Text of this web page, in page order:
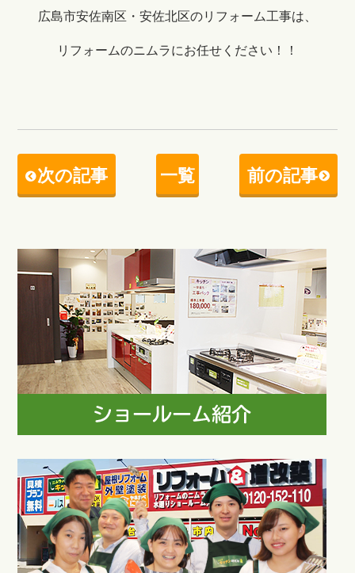
広島市安佐南区・安佐北区のリフォーム工事は、
リフォームのニムラにお任せください！！
次の記事 一覧 前の記事